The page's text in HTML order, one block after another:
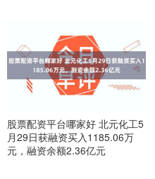
股票配资平台哪家好 北元化工5
月29日获融资买入1185.06万
元，融资余额2.36亿元